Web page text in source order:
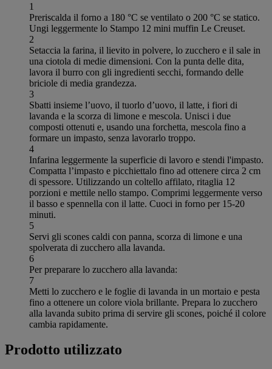
1
Preriscalda il forno a 180 °C se ventilato o 200 °C se statico.
Ungi leggermente lo Stampo 12 mini muffin Le Creuset.
2
Setaccia la farina, il lievito in polvere, lo zucchero e il sale in
una ciotola di medie dimensioni. Con la punta delle dita,
lavora il burro con gli ingredienti secchi, formando delle
briciole di media grandezza.
3
Sbatti insieme l’uovo, il tuorlo d’uovo, il latte, i fiori di
lavanda e la scorza di limone e mescola. Unisci i due
composti ottenuti e, usando una forchetta, mescola fino a
formare un impasto, senza lavorarlo troppo.
4
Infarina leggermente la superficie di lavoro e stendi l'impasto.
Compatta l’impasto e picchiettalo fino ad ottenere circa 2 cm
di spessore. Utilizzando un coltello affilato, ritaglia 12
porzioni e mettile nello stampo. Comprimi leggermente verso
il basso e spennella con il latte. Cuoci in forno per 15-20
minuti.
5
Servi gli scones caldi con panna, scorza di limone e una
spolverata di zucchero alla lavanda.
6
Per preparare lo zucchero alla lavanda:
7
Metti lo zucchero e le foglie di lavanda in un mortaio e pesta
fino a ottenere un colore viola brillante. Prepara lo zucchero
alla lavanda subito prima di servire gli scones, poiché il colore
cambia rapidamente.
Prodotto utilizzato